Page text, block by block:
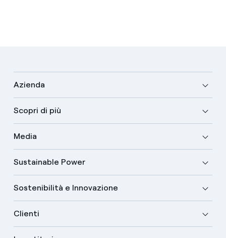
Azienda
Scopri di più
Media
Sustainable Power
Sostenibilità e Innovazione
Clienti